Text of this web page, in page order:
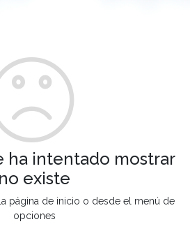
ha intentado mostrar
no existe
página de inicio o desde el menú de
opciones